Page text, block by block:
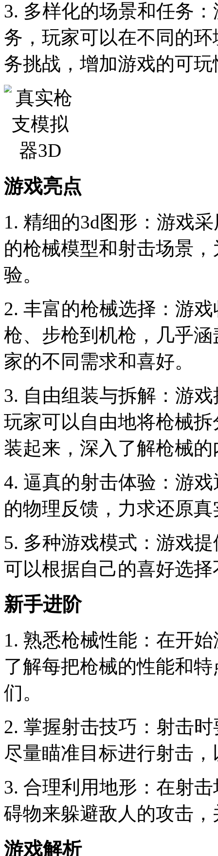
3. 多样化的场景和任务
务，玩家可以在不同的
务挑战，增加游戏的可
游戏亮点
1. 精细的3d图形：游戏
的枪械模型和射击场景
验。
2. 丰富的枪械选择：游
枪、步枪到机枪，几乎
家的不同需求和喜好。
3. 自由组装与拆解：游
玩家可以自由地将枪械
装起来，深入了解枪械
4. 逼真的射击体验：游
的物理反馈，力求还原
5. 多种游戏模式：游戏
可以根据自己的喜好选
新手进阶
1. 熟悉枪械性能：在开
了解每把枪械的性能和
们。
2. 掌握射击技巧：射击
尽量瞄准目标进行射击
3. 合理利用地形：在射
碍物来躲避敌人的攻击
游戏解析